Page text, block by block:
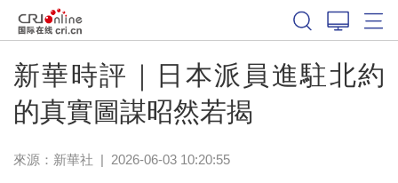
新華時評｜日本派員進駐北約
的真實圖謀昭然若揭
來源： 新華社 | 2026-06-03 10:20:55